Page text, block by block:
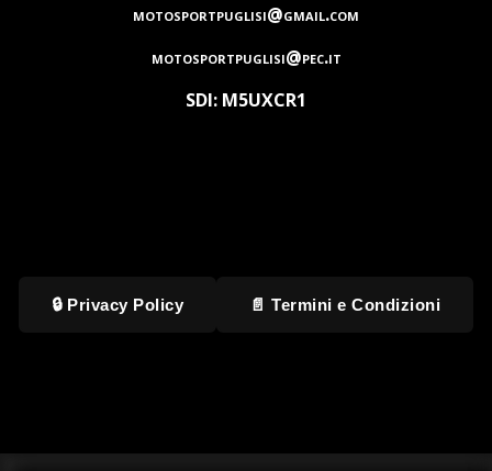
motosportpuglisi@gmail.com
motosportpuglisi@pec.it
SDI: M5UXCR1
🔒 Privacy Policy 📄 Termini e Condizioni